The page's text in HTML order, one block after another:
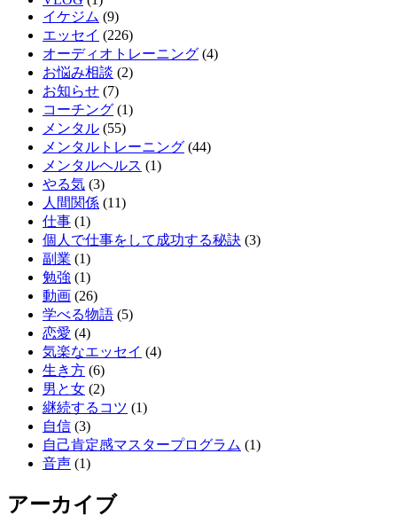
イケジム (9)
エッセイ (226)
オーディオトレーニング (4)
お悩み相談 (2)
お知らせ (7)
コーチング (1)
メンタル (55)
メンタルトレーニング (44)
メンタルヘルス (1)
やる気 (3)
人間関係 (11)
仕事 (1)
個人で仕事をして成功する秘訣 (3)
副業 (1)
勉強 (1)
動画 (26)
学べる物語 (5)
恋愛 (4)
気楽なエッセイ (4)
生き方 (6)
男と女 (2)
継続するコツ (1)
自信 (3)
自己肯定感マスタープログラム (1)
音声 (1)
アーカイブ